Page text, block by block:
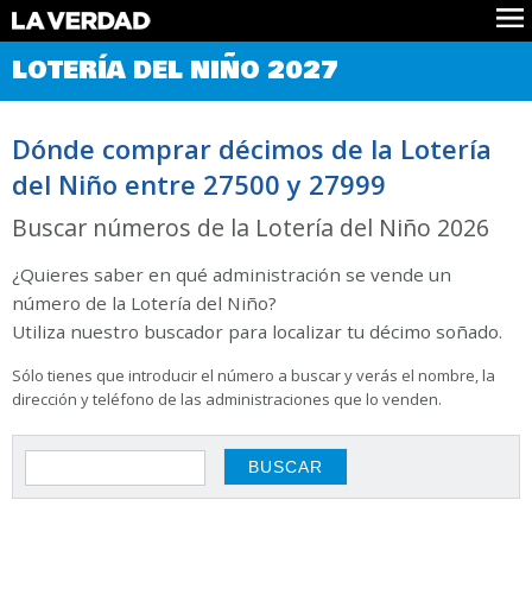
Comprobar Loteria del Niño
Premios
Noticias
Datos
Historia
LOTERÍA DEL NIÑO 2027
Dónde comprar décimos de la Lotería
del Niño entre 27500 y 27999
Buscar números de la Lotería del Niño 2026
¿Quieres saber en qué administración se vende un
número de la Lotería del Niño?
Utiliza nuestro buscador para localizar tu décimo soñado.
Sólo tienes que introducir el número a buscar y verás el nombre, la
dirección y teléfono de las administraciones que lo venden.